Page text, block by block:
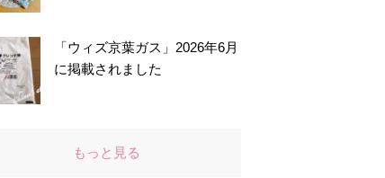
「ウィズ京葉ガス」2026年6月
に掲載されました
もっと見る